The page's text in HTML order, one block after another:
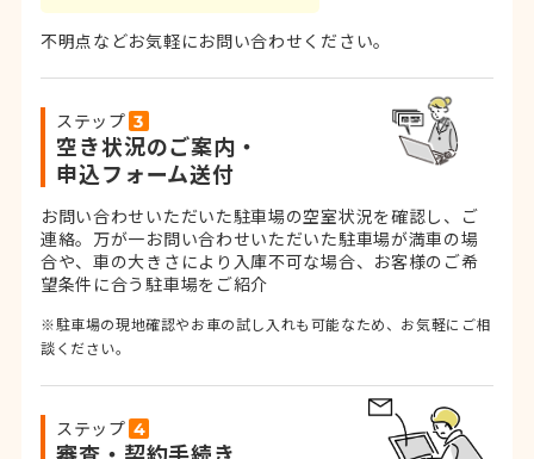
不明点などお気軽にお問い合わせください。
ステップ
空き状況のご案内・
申込フォーム送付
お問い合わせいただいた駐車場の空室状況を確認し、ご
連絡。 万が一お問い合わせいただいた駐車場が満車の場
合や、車の大きさにより入庫不可な場合、お客様のご希
望条件に合う駐車場をご紹介
※駐車場の現地確認やお車の試し入れも可能なため、お気軽にご相
談ください。
ステップ